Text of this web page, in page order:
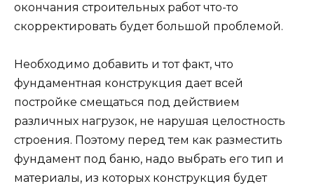
окончания строительных работ что-то
скорректировать будет большой проблемой.
Необходимо добавить и тот факт, что
фундаментная конструкция дает всей
постройке смещаться под действием
различных нагрузок, не нарушая целостность
строения. Поэтому перед тем как разместить
фундамент под баню, надо выбрать его тип и
материалы, из которых конструкция будет